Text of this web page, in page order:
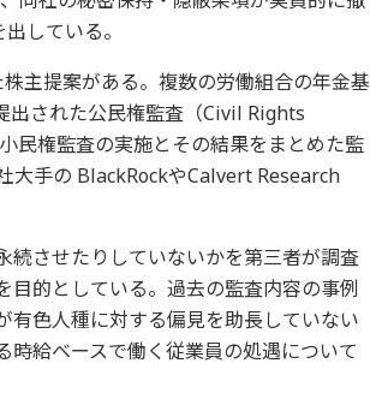
している。
主提案がある。複数の労働組合の年金基
出された公民権監査（Civil Rights
民権監査の実施とその結果をまとめた監
大手の BlackRockやCalvert Research
続させたりしていないかを第三者が調査
目的としている。過去の監査内容の事例
有色人種に対する偏見を助長していない
給ベースで働く従業員の処遇について